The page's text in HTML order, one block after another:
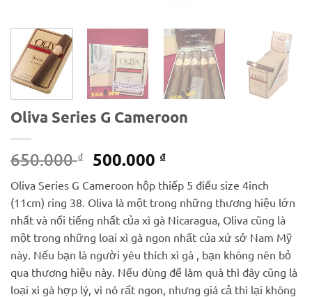
Oliva Series G Cameroon
650.000₫ Giá
là:
650.000 ₫.
500.000 ₫Giá
hiện
tại
là:
500.000 ₫.
Oliva Series G Cameroon hộp thiếp 5 điếu size 4inch
(11cm) ring 38. Oliva là một trong những thương hiệu lớn
nhất và nổi tiếng nhất của xì gà Nicaragua, Oliva cũng là
một trong những loại xì gà ngon nhất của xứ sở Nam Mỹ
này. Nếu bạn là người yêu thích xì gà , bạn không nên bỏ
qua thương hiệu này. Nếu dùng để làm quà thì đây cũng là
loại xì gà hợp lý, vì nó rất ngon, nhưng giá cả thì lại không